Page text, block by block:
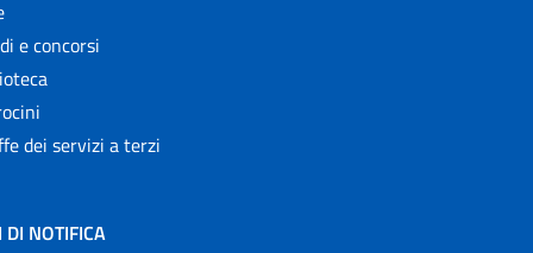
e concorsi
dei servizi a terzi
DI NOTIFICA